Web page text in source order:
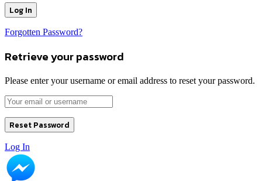
Forgotten Password?
Retrieve your password
Please enter your username or email address to reset your password.
Log In